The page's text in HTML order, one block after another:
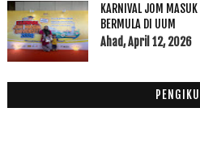
►2011(63)
KARNIVAL JOM
BERMULA DI UUM
Ahad, April 12, 2026